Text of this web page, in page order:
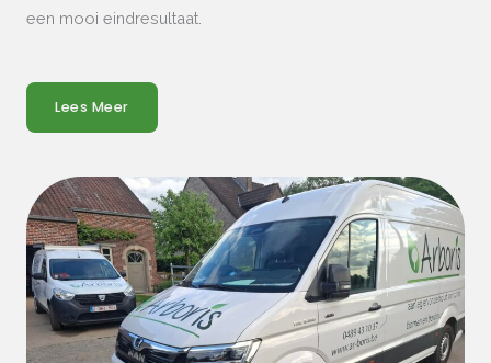
een mooi eindresultaat.
Lees Meer